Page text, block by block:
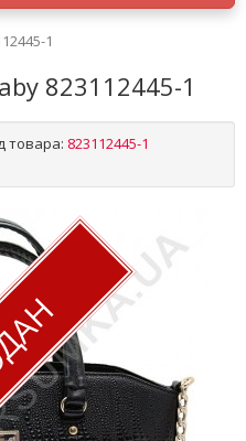
1
823112445-1
товара: 823112445-1